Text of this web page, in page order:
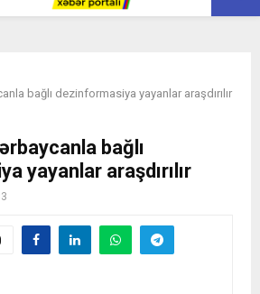
bağlı dezinformasiya yayanlar araşdırılır
bağlı
yayanlar araşdırılır